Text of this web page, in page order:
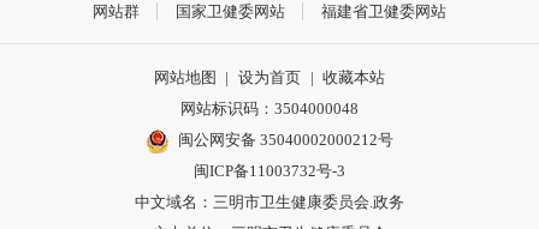
网站群 国家卫健委网站 福建省卫健委网站
网站地图 | 设为首页 | 收藏本站
网站标识码：3504000048
闽公网安备 35040002000212号
闽ICP备11003732号-3
中文域名：三明市卫生健康委员会.政务